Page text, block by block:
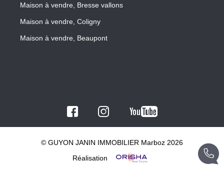
Maison à vendre, Bresse vallons
Maison à vendre, Coligny
Maison à vendre, Beaupont
© GUYON JANIN IMMOBILIER Marboz 2026
Réalisation